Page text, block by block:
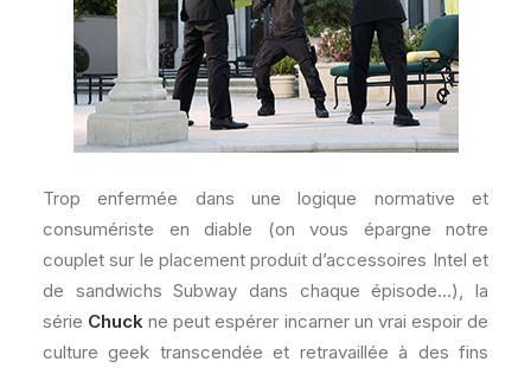
Trop enfermée dans une logique normative et
consumériste en diable (on vous épargne notre
couplet sur le placement produit d’accessoires Intel et
de sandwichs Subway dans chaque épisode…), la
série Chuck ne peut espérer incarner un vrai espoir de
culture geek transcendée et retravaillée à des fins